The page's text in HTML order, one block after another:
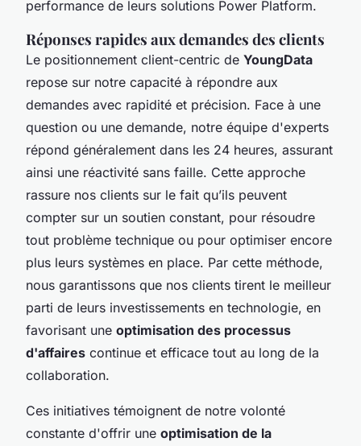
performance de leurs solutions Power Platform.
Réponses rapides aux demandes des clients
Le positionnement client-centric de YoungData
repose sur notre capacité à répondre aux
demandes avec rapidité et précision. Face à une
question ou une demande, notre équipe d'experts
répond généralement dans les 24 heures, assurant
ainsi une réactivité sans faille. Cette approche
rassure nos clients sur le fait qu’ils peuvent
compter sur un soutien constant, pour résoudre
tout problème technique ou pour optimiser encore
plus leurs systèmes en place. Par cette méthode,
nous garantissons que nos clients tirent le meilleur
parti de leurs investissements en technologie, en
favorisant une optimisation des processus
d'affaires continue et efficace tout au long de la
collaboration.
Ces initiatives témoignent de notre volonté
constante d'offrir une optimisation de la